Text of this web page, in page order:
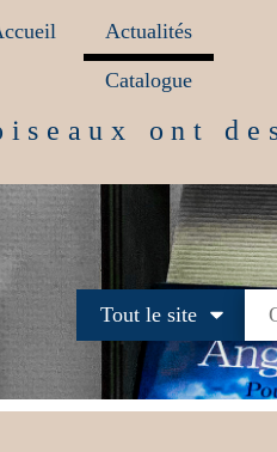
Actualités
Catalogue
ont
Tout le site